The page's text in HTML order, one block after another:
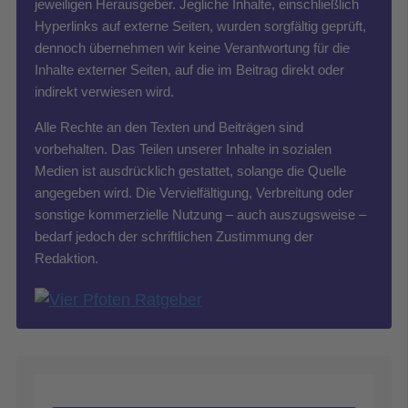
jeweiligen Herausgeber. Jegliche Inhalte, einschließlich
Hyperlinks auf externe Seiten, wurden sorgfältig geprüft,
dennoch übernehmen wir keine Verantwortung für die
Inhalte externer Seiten, auf die im Beitrag direkt oder
indirekt verwiesen wird.
Alle Rechte an den Texten und Beiträgen sind
vorbehalten. Das Teilen unserer Inhalte in sozialen
Medien ist ausdrücklich gestattet, solange die Quelle
angegeben wird. Die Vervielfältigung, Verbreitung oder
sonstige kommerzielle Nutzung – auch auszugsweise –
bedarf jedoch der schriftlichen Zustimmung der
Redaktion.